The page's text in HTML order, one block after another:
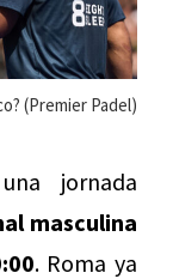
(Premier Padel)
jornada
masculina
. Roma ya